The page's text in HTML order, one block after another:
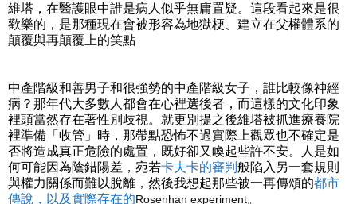
維塔，在醫護眼中誰是病人似乎無庸置疑。這段看起來是很
歡樂的，是那種現在會被形容為地獄梗、建立在父權體系的
顛覆與再顛覆上的笑點
中產階級和善男子和很強勢的中產階級女子，誰比較像神經
病？那年代大多數人都會在心裡選後者，而這樣的文化印象
裡頭當然存在著性別歧視。就更別提之後維塔被抓進療養院
裡準備「收管」時，那帶點恐怖不過實際上觀眾也不確定是
否將造成真正危險的處置，既好卻又喚起些許不安。人是如
何可能因為陰錯陽差，宛若卡夫卡的審判 般陷入另一套規則
與權力關係而難以脫離，然後我想起那些被一再傳頌的都市
傳說，以及實際存在的Rosenhan experiment。